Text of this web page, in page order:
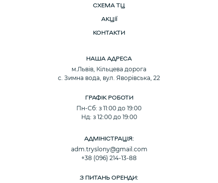
СХЕМА ТЦ
АКЦІЇ
КОНТАКТИ
НАША АДРЕСА
м.Львів, Кільцева дорога
с. Зимна вода, вул. Яворівська, 22
ГРАФІК РОБОТИ
Пн-Сб: з 11:00 до 19:00
Нд: з 12:00 до 19:00
АДМІНІСТРАЦІЯ:
adm.tryslony@gmail.com
+38 (096) 214-13-88
З ПИТАНЬ ОРЕНДИ: